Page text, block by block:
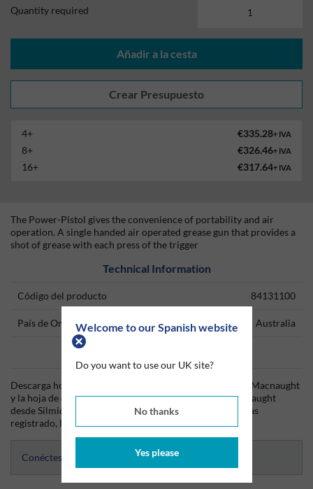
Welcome to our Spanish website
Do you want to use our UK site?
No thanks
Yes please
Quantity required
Añadir a la cesta
4+ €335.28+ IVA
8+ €326.46+ IVA
16+ €317.64+ IVA
The Power-Pistol gives the convenience of portability and air
operation. A single handed air operated grease gun that provides a
shot of grease with each press of the trigger
Technical Information
Código del producto 84131100
País de Origen Australia
Descarga hoy mismo la hoja técnica (TDS) del producto Macnaught
y la hoja de datos de seguridad (SDS) del producto Macnaught
desde Silmid. Una vez que hayas iniciado sesión o te hayas
registrado, la hoja de datos será visible para su descarga.
Conéctese para acceder a las hojas de datos